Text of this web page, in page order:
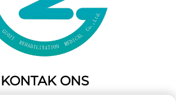
KONTAK ONS